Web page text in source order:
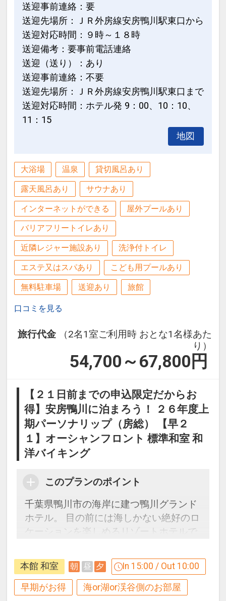
送迎事前連絡：要
送迎先場所：ＪＲ外房線安房鴨川駅東口から
送迎対応時間：９時～１８時
送迎備考：要事前電話連絡
送迎（送り）：あり
送迎事前連絡：不要
送迎先場所：ＪＲ外房線安房鴨川駅東口まで
送迎対応時間：ホテル発 9：00、10：10、
11：15
地図
大浴場 温泉 貸切風呂あり
露天風呂あり サウナあり
インターネットができる 屋外プールあり
バリアフリートイレあり
近隣レジャー施設あり 洗浄付トイレ
エステ又はスパあり こども用プールあり
無料駐車場 送迎あり 旅館
口コミを見る
旅行代金
（2名1室ご利用時 おとな1名様あた
り）
54,700～67,800 円
【２１日前までの申込限定だからお
得】安房鴨川に泊まろう！ ２６年度上
期パーソナリップ（房総） 【早２
１】オーシャンフロント 標準和室 和
洋バイキング
このプランのポイント
千葉県鴨川市の海岸に建つ鴨川グランド
ホテル。 目の前には海しかない絶好のロ
ケーションを楽しめるリゾートホテルで
りたっぷりお楽しみください。
お部屋のご案内
本館 和室 朝 昼 夕 In 15:00 / Out 10:00
早期がお得 海or湖or渓谷側のお部屋